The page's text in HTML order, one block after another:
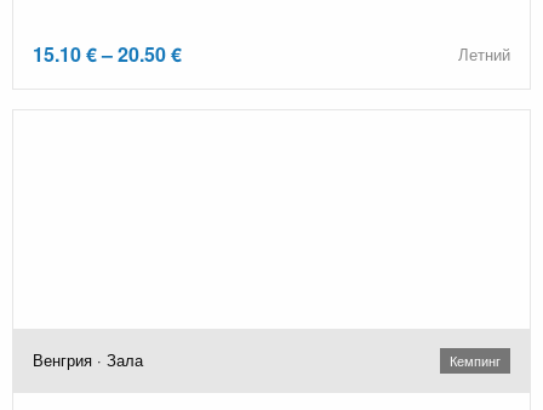
15.10 € – 20.50 € Летний
Венгрия · Зала Кемпинг